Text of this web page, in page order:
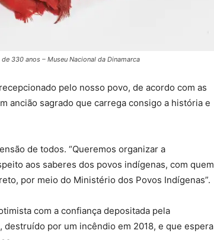
330 anos – Museu Nacional da Dinamarca
pelo nosso povo, de acordo com as
ancião sagrado que carrega consigo a história e
de todos. “Queremos organizar a
aos saberes dos povos indígenas, com quem
por meio do Ministério dos Povos Indígenas”.
com a confiança depositada pela
por um incêndio em 2018, e que espera